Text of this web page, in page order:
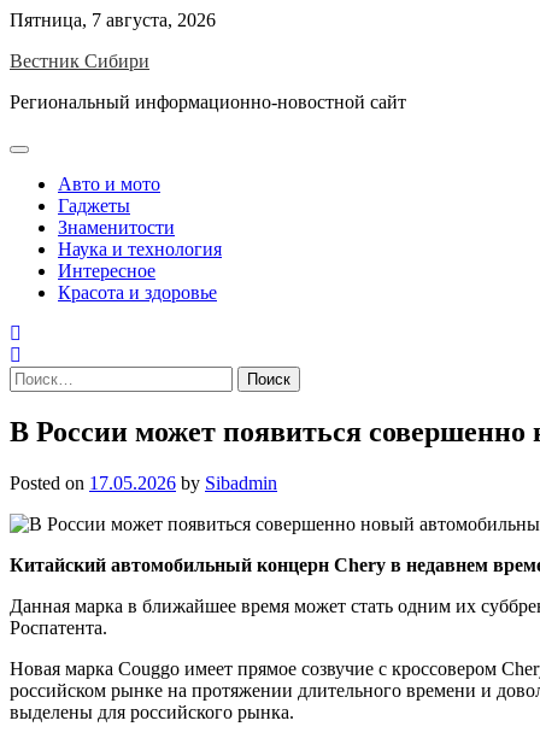
Skip
content
Пятница, 7 августа, 2026
Вестник Сибири
Региональный информационно-новостной сайт
Авто и мото
Гаджеты
Знаменитости
Наука и технология
Интересное
Красота и здоровье
Найти:
В России может появиться
Posted on 17.05.2026 by Sibadmin
Китайский автомобильный концерн Chery в недавнем
Данная марка в ближайшее время может стать одним их
Роспатента.
Новая марка Couggo имеет прямое созвучие с кроссовером
российском рынке на протяжении длительного времени и
выделены для российского рынка.